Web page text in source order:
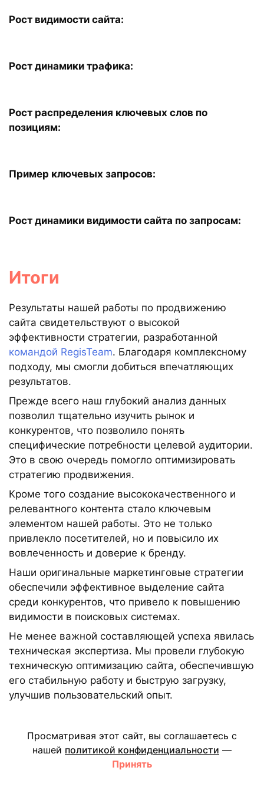
Рост видимости сайта:
Рост динамики трафика:
Рост распределения ключевых слов по
позициям:
Пример ключевых запросов:
Рост динамики видимости сайта по запросам:
Итоги
Результаты нашей работы по продвижению
сайта свидетельствуют о высокой
эффективности стратегии, разработанной
командой RegisTeam. Благодаря комплексному
подходу, мы смогли добиться впечатляющих
результатов.
Прежде всего наш глубокий анализ данных
позволил тщательно изучить рынок и
конкурентов, что позволило понять
специфические потребности целевой аудитории.
Это в свою очередь помогло оптимизировать
стратегию продвижения.
Кроме того создание высококачественного и
релевантного контента стало ключевым
элементом нашей работы. Это не только
привлекло посетителей, но и повысило их
вовлеченность и доверие к бренду.
Наши оригинальные маркетинговые стратегии
обеспечили эффективное выделение сайта
среди конкурентов, что привело к повышению
видимости в поисковых системах.
Не менее важной составляющей успеха явилась
техническая экспертиза. Мы провели глубокую
техническую оптимизацию сайта, обеспечившую
его стабильную работу и быструю загрузку,
улучшив пользовательский опыт.
посещаемости сайта и повышения конверсии.
Наш подход продемонстрировал высокую
эффективность в улучшении показателей сайта и
достижении бизнес-целей.
Просматривая этот сайт, вы соглашаетесь с
нашей политикой конфиденциальности —
Принять